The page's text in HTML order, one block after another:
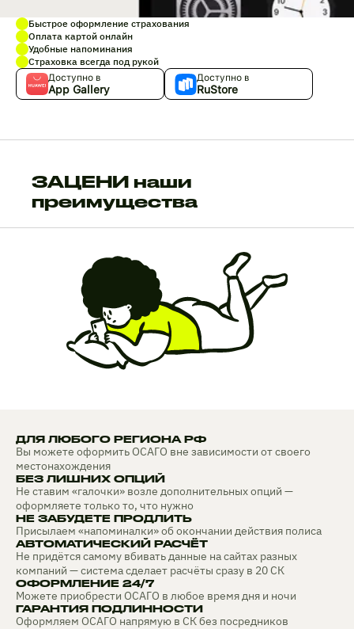
Быстрое оформление страхования
Оплата картой онлайн
Удобные напоминания
Страховка всегда под рукой
Доступно в
App Gallery
Доступно в
RuStore
ЗАЦЕНИ наши
преимущества
ДЛЯ ЛЮБОГО РЕГИОНА РФ
Вы можете оформить ОСАГО вне зависимости от своего
местонахождения
БЕЗ ЛИШНИХ ОПЦИЙ
Не ставим «галочки» возле дополнительных опций —
оформляете только то, что нужно
НЕ ЗАБУДЕТЕ ПРОДЛИТЬ
Присылаем «напоминалки» об окончании действия полиса
АВТОМАТИЧЕСКИЙ РАСЧЁТ
Не придётся самому вбивать данные на сайтах разных
компаний — система сделает расчёты сразу в 20 СК
ОФОРМЛЕНИЕ 24/7
Можете приобрести ОСАГО в любое время дня и ночи
ГАРАНТИЯ ПОДЛИННОСТИ
Оформляем ОСАГО напрямую в СК без посредников